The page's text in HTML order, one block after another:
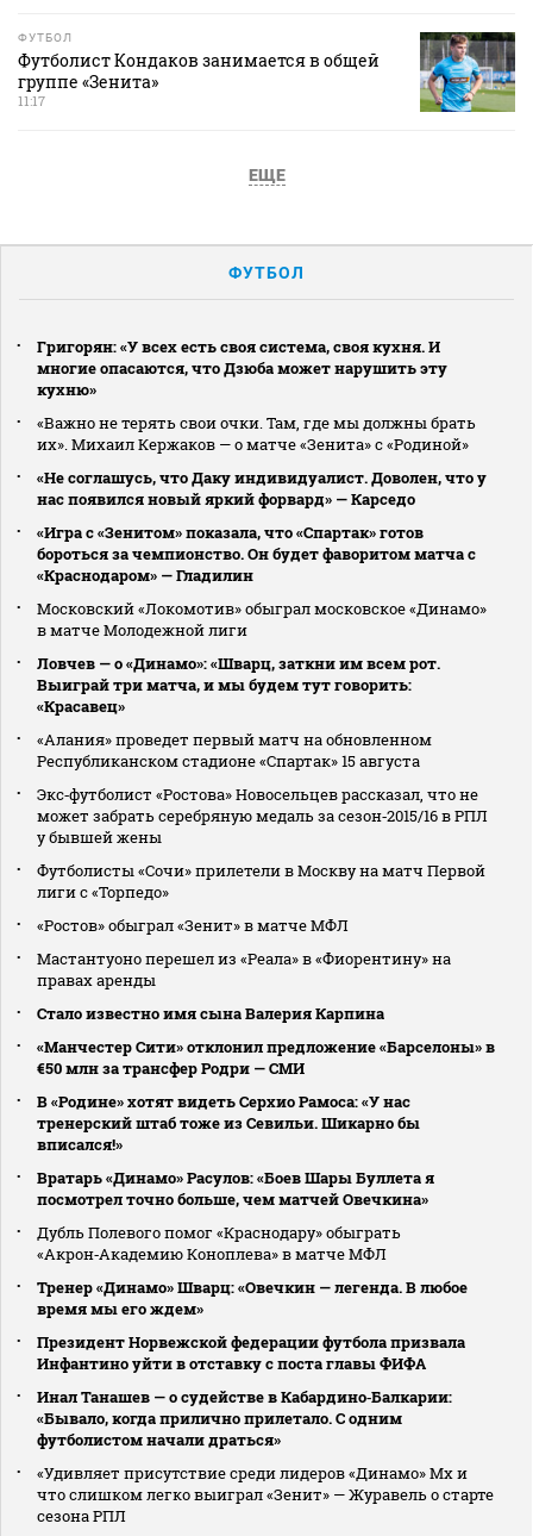
ФУТБОЛ
Футболист Кондаков занимается в общей
группе «Зенита»
11:17
ЕЩЕ
ФУТБОЛ
Григорян: «У всех есть своя система, своя кухня. И
многие опасаются, что Дзюба может нарушить эту
кухню»
«Важно не терять свои очки. Там, где мы должны брать
их». Михаил Кержаков — о матче «Зенита» с «Родиной»
«Не соглашусь, что Даку индивидуалист. Доволен, что у
нас появился новый яркий форвард» — Карседо
«Игра с «Зенитом» показала, что «Спартак» готов
бороться за чемпионство. Он будет фаворитом матча с
«Краснодаром» — Гладилин
Московский «Локомотив» обыграл московское «Динамо»
в матче Молодежной лиги
Ловчев — о «Динамо»: «Шварц, заткни им всем рот.
Выиграй три матча, и мы будем тут говорить:
«Красавец»
«Алания» проведет первый матч на обновленном
Республиканском стадионе «Спартак» 15 августа
Экс‑футболист «Ростова» Новосельцев рассказал, что не
может забрать серебряную медаль за сезон‑2015/16 в РПЛ
у бывшей жены
Футболисты «Сочи» прилетели в Москву на матч Первой
лиги с «Торпедо»
«Ростов» обыграл «Зенит» в матче МФЛ
Мастантуоно перешел из «Реала» в «Фиорентину» на
правах аренды
Стало известно имя сына Валерия Карпина
«Манчестер Сити» отклонил предложение «Барселоны» в
€50 млн за трансфер Родри — СМИ
В «Родине» хотят видеть Серхио Рамоса: «У нас
тренерский штаб тоже из Севильи. Шикарно бы
вписался!»
Вратарь «Динамо» Расулов: «Боев Шары Буллета я
посмотрел точно больше, чем матчей Овечкина»
Дубль Полевого помог «Краснодару» обыграть
«Акрон‑Академию Коноплева» в матче МФЛ
Тренер «Динамо» Шварц: «Овечкин — легенда. В любое
время мы его ждем»
Президент Норвежской федерации футбола призвала
Инфантино уйти в отставку с поста главы ФИФА
Инал Танашев — о судействе в Кабардино‑Балкарии:
«Бывало, когда прилично прилетало. С одним
футболистом начали драться»
«Удивляет присутствие среди лидеров «Динамо» Мх и
что слишком легко выиграл «Зенит» — Журавель о старте
сезона РПЛ